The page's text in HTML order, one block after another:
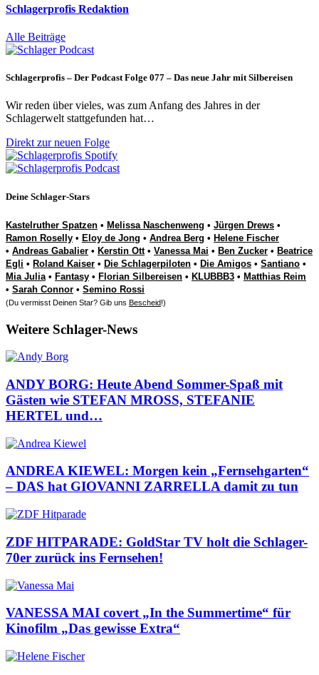
Schlagerprofis Redaktion
Alle Beiträge
Schlagerprofis – Der Podcast Folge 077 – Das neue Jahr mit Silbereisen
Wir reden über vieles, was zum Anfang des Jahres in der
Schlagerwelt stattgefunden hat…
Direkt zur neuen Folge
Deine Schlager-Stars
Kastelruther Spatzen • Melissa Naschenweng • Jürgen Drews •
Ramon Roselly • Eloy de Jong • Andrea Berg • Helene Fischer
• Andreas Gabalier • Kerstin Ott• Vanessa Mai • Ben Zucker • Beatrice
Egli • Roland Kaiser • Die Schlagerpiloten • Die Amigos • Santiano •
Mia Julia • Fantasy • Florian Silbereisen • KLUBBB3 • Matthias Reim
• Sarah Connor • Semino Rossi
(Du vermisst Deinen Star? Gib uns Bescheid!)
Weitere Schlager-News
ANDY BORG: Heute Abend Sommer-Spaß mit
Gästen wie STEFAN MROSS, STEFANIE
HERTEL und…
ANDREA KIEWEL: Morgen kein „Fernsehgarten“
– DAS hat GIOVANNI ZARRELLA damit zu tun
ZDF HITPARADE: GoldStar TV holt die Schlager-
70er zurück ins Fernsehen!
VANESSA MAI covert „In the Summertime“ für
Kinofilm „Das gewisse Extra“